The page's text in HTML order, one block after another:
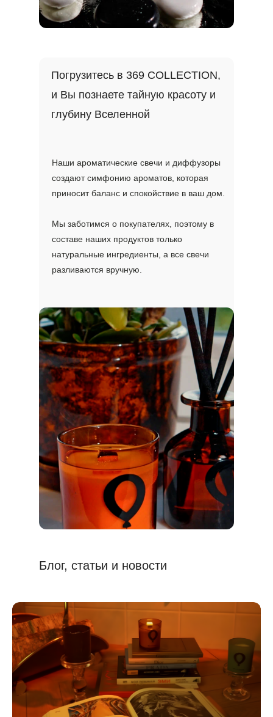
Погрузитесь в 369 COLLECTION,
и Вы познаете тайную красоту и
глубину Вселенной
Наши ароматические свечи и диффузоры
создают симфонию ароматов, которая
приносит баланс и спокойствие в ваш дом.
Мы заботимся о покупателях, поэтому в
составе наших продуктов только
натуральные ингредиенты, а все свечи
разливаются вручную.
Блог, статьи и новости